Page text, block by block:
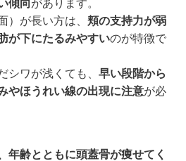
傾向があります。
）が長い方は、 頬の支持力が弱
が下にたるみやすいのが特徴で
シワが浅くても、 早い段階から
やほうれい線の出現に注意が必
年齢とともに頭蓋骨が痩せてく